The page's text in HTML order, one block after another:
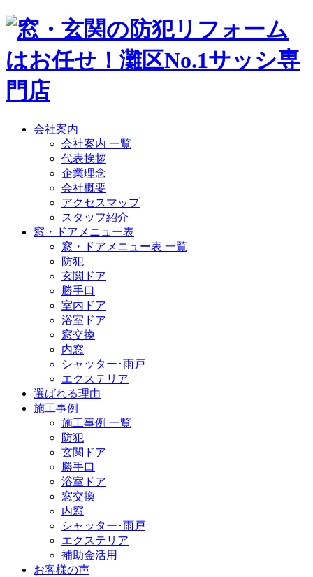
会社案内
会社案内 一覧
代表挨拶
企業理念
会社概要
アクセスマップ
スタッフ紹介
窓・ドアメニュー表
窓・ドアメニュー表 一覧
防犯
玄関ドア
勝手口
室内ドア
浴室ドア
窓交換
内窓
シャッター･雨戸
エクステリア
選ばれる理由
施工事例
施工事例 一覧
防犯
玄関ドア
勝手口
浴室ドア
窓交換
内窓
シャッター･雨戸
エクステリア
補助金活用
お客様の声